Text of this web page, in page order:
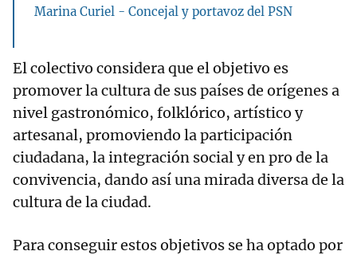
Marina Curiel - Concejal y portavoz del PSN
El colectivo considera que el objetivo es
promover la cultura de sus países de orígenes a
nivel gastronómico, folklórico, artístico y
artesanal, promoviendo la participación
ciudadana, la integración social y en pro de la
convivencia, dando así una mirada diversa de la
cultura de la ciudad.
Para conseguir estos objetivos se ha optado por